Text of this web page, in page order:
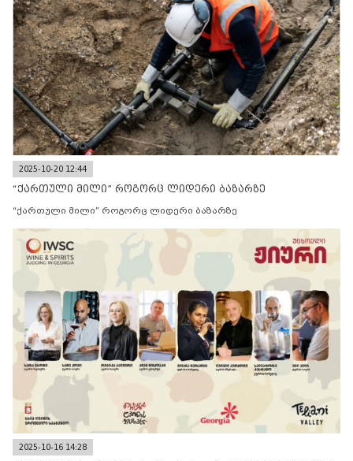
2025-10-20 12:44
“ქართული მილი” როგორც ლიდერი ბაზარზე
“ქართული მილი” როგორც ლიდერი ბაზარზე
2025-10-16 14:28